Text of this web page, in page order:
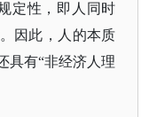
定性，即人同时
因此，人的本质
具有“非经济人理